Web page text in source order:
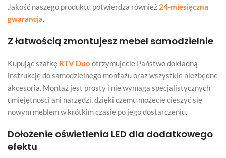
Jakość naszego produktu potwierdza również 24-miesięczna
gwarancja.
Z łatwością zmontujesz mebel samodzielnie
Kupując szafkę RTV Duo otrzymujecie Państwo dokładną
instrukcję do samodzielnego montażu oraz wszystkie niezbędne
akcesoria. Montaż jest prosty i nie wymaga specjalistycznych
umiejętności ani narzędzi, dzięki czemu możecie cieszyć się
nowym meblem w krótkim czasie po jego dostarczeniu.
Dołożenie oświetlenia LED dla dodatkowego
efektu